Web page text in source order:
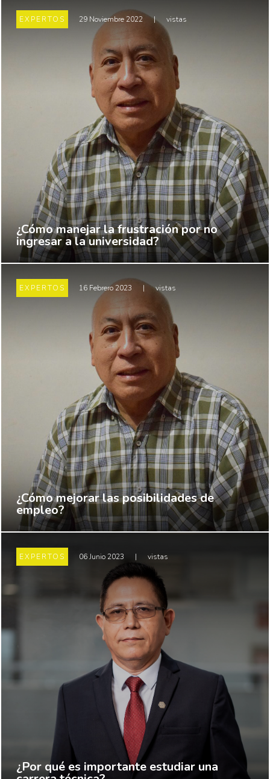
EXPERTOS 29 Noviembre 2022 | vistas
¿Cómo manejar la frustración por no
ingresar a la universidad?
EXPERTOS 16 Febrero 2023 | vistas
¿Cómo mejorar las posibilidades de
empleo?
EXPERTOS 06 Junio 2023 | vistas
¿Por qué es importante estudiar una